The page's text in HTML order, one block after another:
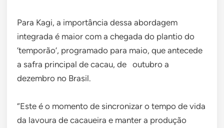
Para Kagi, a importância dessa abordagem
integrada é maior com a chegada do plantio do
‘temporão’, programado para maio, que antecede
a safra principal de cacau, de outubro a
dezembro no Brasil.
“Este é o momento de sincronizar o tempo de vida
da lavoura de cacaueira e manter a produção